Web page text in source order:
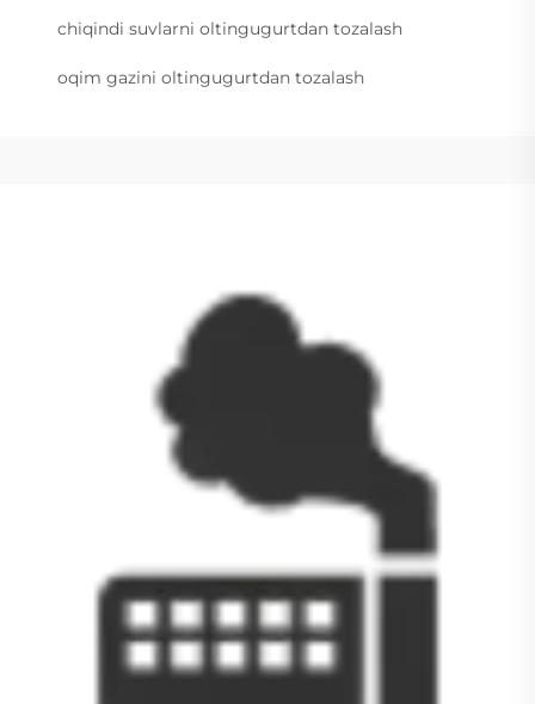
chiqindi suvlarni oltingugurtdan tozalash
oqim gazini oltingugurtdan tozalash